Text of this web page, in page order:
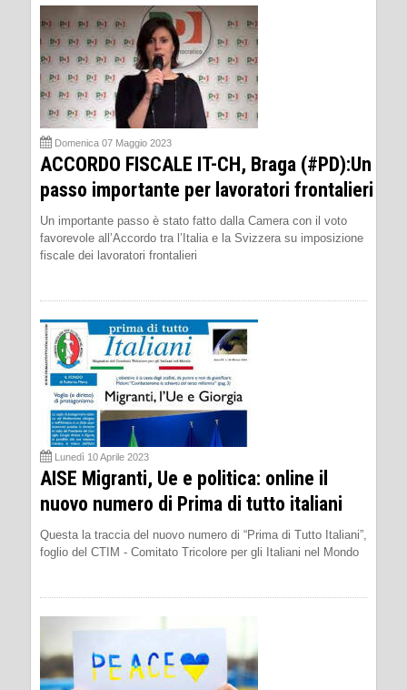
Domenica 07 Maggio 2023
ACCORDO FISCALE IT-CH, Braga (#PD):Un
passo importante per lavoratori frontalieri
Un importante passo è stato fatto dalla Camera con il voto
favorevole all’Accordo tra l’Italia e la Svizzera su imposizione
fiscale dei lavoratori frontalieri
Lunedì 10 Aprile 2023
AISE Migranti, Ue e politica: online il
nuovo numero di Prima di tutto italiani
Questa la traccia del nuovo numero di “Prima di Tutto Italiani”,
foglio del CTIM - Comitato Tricolore per gli Italiani nel Mondo